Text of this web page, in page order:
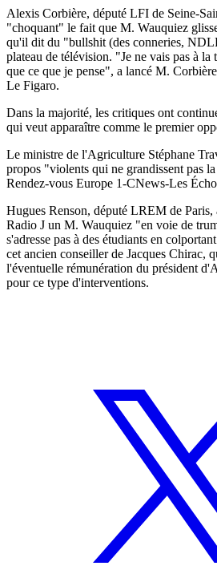
Alexis Corbière, député LFI de Seine-
"choquant" le fait que M. Wauquiez
qu'il dit du "bullshit (des conneries,
plateau de télévision. "Je ne vais pas à la
que ce que je pense", a lancé M.
Le Figaro.
Dans la majorité, les critiques ont
qui veut apparaître comme le premier
Le ministre de l'Agriculture Stéphane
propos "violents qui ne grandissent pas
Rendez-vous Europe 1-CNews-Les
Hugues Renson, député LREM de Paris,
Radio J un M. Wauquiez "en voie de
s'adresse pas à des étudiants en
cet ancien conseiller de Jacques Chirac,
l'éventuelle rémunération du président
pour ce type d'interventions.